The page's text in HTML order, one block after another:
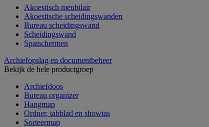
Akoestisch meubilair
Akoestische scheidingswanden
Bureau scheidingswand
Scheidingswand
Spatschermen
Archiefopslag en documentbeheer
Bekijk de hele productgroep
Archiefdoos
Bureau organizer
Hangmap
Ordner, tabblad en showtas
Sorteermap